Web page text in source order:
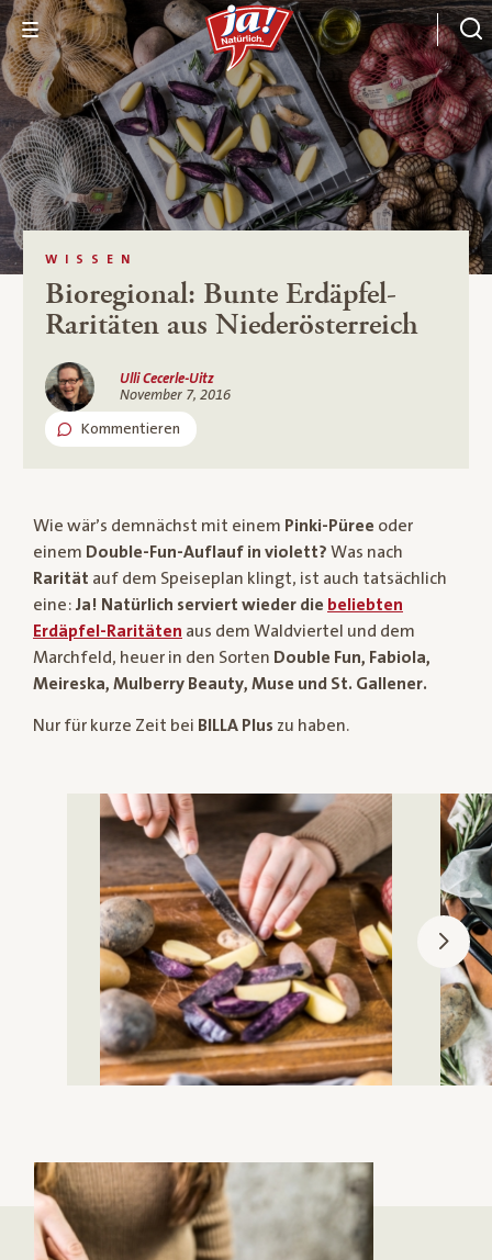
WISSEN
Bioregional: Bunte Erdäpfel-
Raritäten aus Niederösterreich
Ulli Cecerle-Uitz
November 7, 2016
Kommentieren
Wie wär’s demnächst mit einem Pinki-Püree oder
einem Double-Fun-Auflauf in violett? Was nach
Rarität auf dem Speiseplan klingt, ist auch tatsächlich
eine: Ja! Natürlich serviert wieder die beliebten
Erdäpfel-Raritäten aus dem Waldviertel und dem
Marchfeld, heuer in den Sorten Double Fun, Fabiola,
Meireska, Mulberry Beauty, Muse und St. Gallener.
Nur für kurze Zeit bei BILLA Plus zu haben.